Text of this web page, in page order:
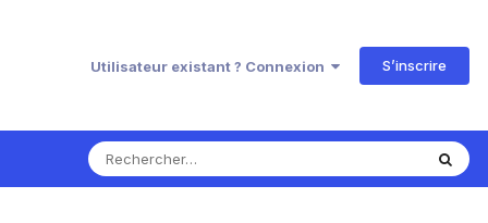
Utilisateur existant ? Connexion S’inscrire